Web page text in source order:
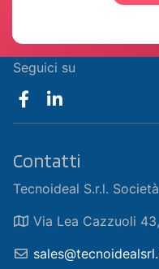
Seguici su
Contatti
Tecnoideal S.r.l.
Via Lea Cazzuoli